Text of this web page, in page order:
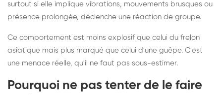
surtout si elle implique vibrations, mouvements brusques ou
présence prolongée, déclenche une réaction de groupe.
Ce comportement est moins explosif que celui du frelon
asiatique mais plus marqué que celui d'une guêpe. C'est
une menace réelle, qu'il ne faut pas sous-estimer.
Pourquoi ne pas tenter de le faire